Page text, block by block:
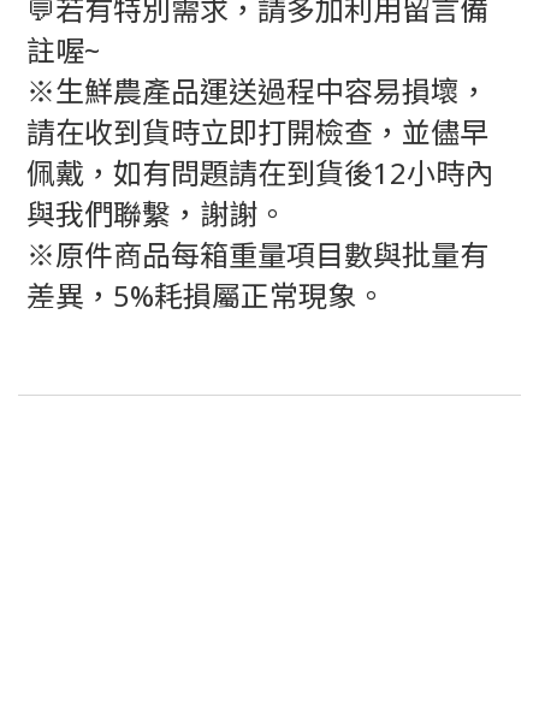
💬若有特別需求，請多加利用留言備
註喔~
※生鮮農產品運送過程中容易損壞，
請在收到貨時立即打開檢查，並儘早
佩戴，如有問題請在到貨後12小時內
與我們聯繫，謝謝。
※原件商品每箱重量項目數與批量有
差異，5%耗損屬正常現象。